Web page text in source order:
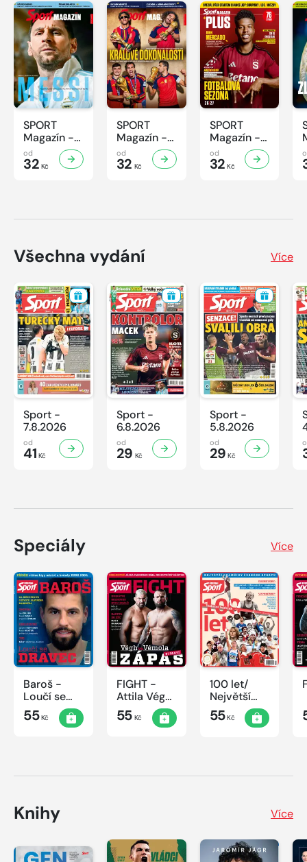
SPORT
Magazín -
32/2026
od
32 Kč
SPORT
Magazín -
31/2026
od
32 Kč
SPORT
Magazín -
30/2026
od
32 Kč
Všechna vydání Více
Sport -
7.8.2026
od
41 Kč
Sport -
6.8.2026
od
29 Kč
Sport -
5.8.2026
od
29 Kč
Speciály Více
Baroš -
Loučí se
dravec
55Kč
FIGHT -
Attila Végh
vs. Karlos
Vémola
55Kč
100 let/
Největší
okamžiky
českého
55Kč
Knihy Více